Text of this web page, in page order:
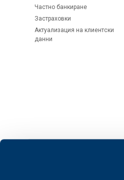
Частно банкиране
Застраховки
Актуализация на клиентски
данни